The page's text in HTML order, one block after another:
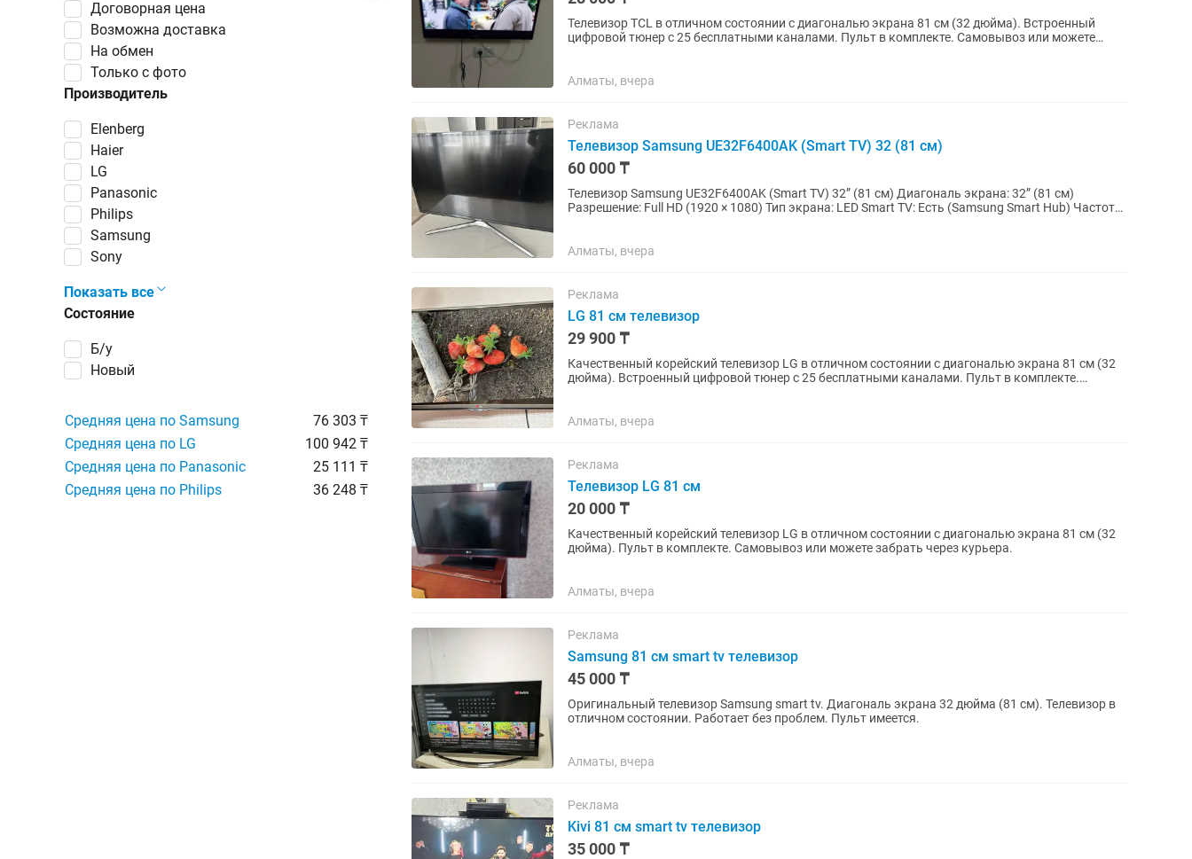
Договорная цена
Возможна доставка
Производитель
Elenberg
Haier
LG
Panasonic
Philips
Samsung
Sony
Показать все
Состояние
Б/у
Новый
На обмен
Только с фото
Средняя цена по Samsung
76 303 ₸
Средняя цена по LG
100 942 ₸
Средняя цена по Panasonic
25 111 ₸
Средняя цена по Philips
36 248 ₸
Телевизор TCL в отличном состоянии с диагональю экрана 81 см (32 дюйма). Встроенный
цифровой тюнер с 25 бесплатными каналами. Пульт в комплекте. Самовывоз или можете
Алматы, вчера
Реклама
Телевизор Samsung UE32F6400AK (Smart TV) 32 (81 см)
60 000 ₸
Телевизор Samsung UE32F6400AK (Smart TV) 32” (81 см) Диагональ экрана: 32” (81 см)
Разрешение: Full HD (1920 × 1080) Тип экрана: LED Smart TV: Есть (Samsung Smart Hub) Частота
Алматы, вчера
Реклама
LG 81 см телевизор
29 900 ₸
Качественный корейский телевизор LG в отличном состоянии с диагональю экрана 81 см (32
дюйма). Встроенный цифровой тюнер с 25 бесплатными каналами. Пульт в комплекте.
Алматы, вчера
Реклама
Телевизор LG 81 см
20 000 ₸
Качественный корейский телевизор LG в отличном состоянии с диагональю экрана 81 см (32
дюйма). Пульт в комплекте. Самовывоз или можете забрать через курьера.
Алматы, вчера
Реклама
Samsung 81 см smart tv телевизор
45 000 ₸
Оригинальный телевизор Samsung smart tv. Диагональ экрана 32 дюйма (81 см). Телевизор в
отличном состоянии. Работает без проблем. Пульт имеется.
Алматы, вчера
Реклама
Kivi 81 см smart tv телевизор
35 000 ₸